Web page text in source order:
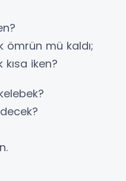
ömrün mü kaldı;
iken?